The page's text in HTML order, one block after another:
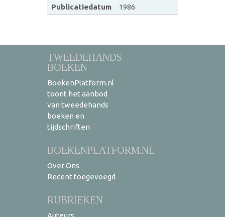
Publicatiedatum
1986
TWEEDEHANDS
BOEKEN
BoekenPlatform.nl
toont het aanbod
van tweedehands
boeken en
tijdschriften
BOEKENPLATFORM.NL
Over Ons
Recent toegevoegd
RUBRIEKEN
Auteurs